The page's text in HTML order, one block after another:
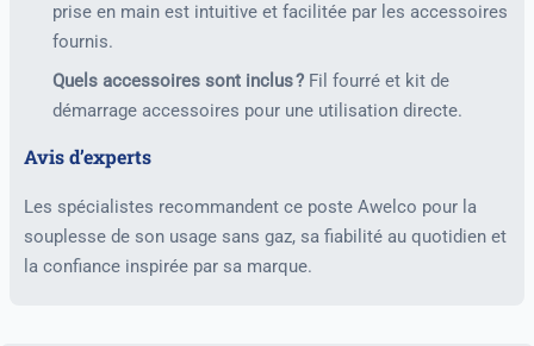
prise en main est intuitive et facilitée par les accessoires
fournis.
Quels accessoires sont inclus ? Fil fourré et kit de
démarrage accessoires pour une utilisation directe.
Avis d’experts
Les spécialistes recommandent ce poste Awelco pour la
souplesse de son usage sans gaz, sa fiabilité au quotidien et
la confiance inspirée par sa marque.